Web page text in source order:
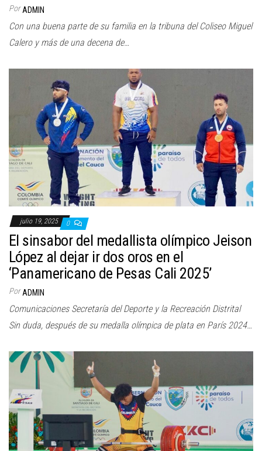
Por ADMIN
Con una buena parte de su familia en la tribuna del Coliseo Miguel
Calero y más de una decena de…
julio 19, 2025 0
El sinsabor del medallista olímpico Jeison
López al dejar ir dos oros en el
‘Panamericano de Pesas Cali 2025’
Por ADMIN
Comunicaciones Secretaría del Deporte y la Recreación Distrital
Sin duda, después de su medalla olímpica de plata en París 2024…